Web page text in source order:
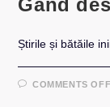
Gand
Știrile și bătăile
COMMENTS OFF